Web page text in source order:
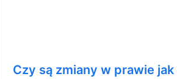
Czy są zmiany w prawie